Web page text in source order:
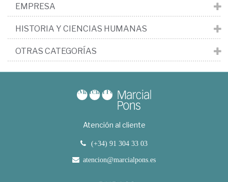
EMPRESA
HISTORIA Y CIENCIAS HUMANAS
OTRAS CATEGORÍAS
Atención al cliente
(+34) 91 304 33 03
atencion@marcialpons.es